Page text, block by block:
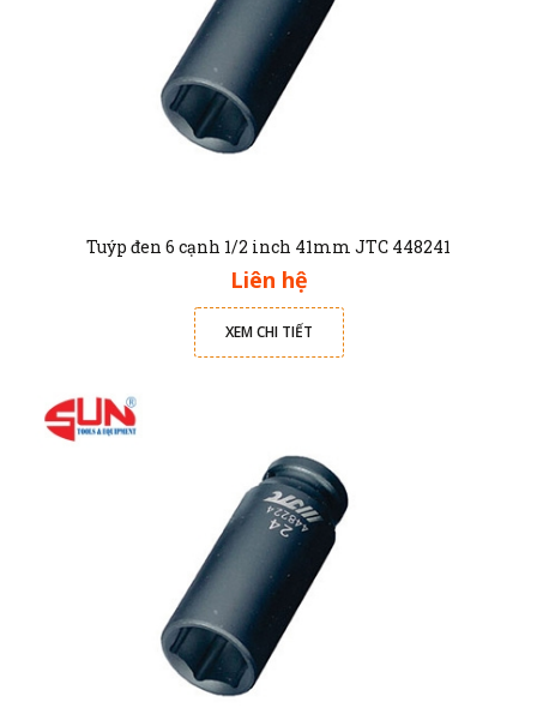
Tuýp đen 6 cạnh 1/2 inch 41mm JTC 448241
Liên hệ
XEM CHI TIẾT